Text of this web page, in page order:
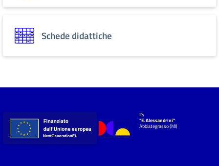
Schede didattiche
IIS
"E.Alessandrini"
Abbiategrasso (MI)